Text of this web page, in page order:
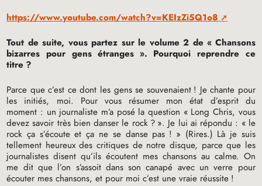
https://www.youtube.com/watch?v=KEIzZi5Q1o8
Tout de suite, vous partez sur le volume 2 de « Chansons
bizarres pour gens étranges ». Pourquoi reprendre ce
titre ?
Parce que c’est ce dont les gens se souvenaient ! Je chante pour
les initiés, moi. Pour vous résumer mon état d’esprit du
moment : un journaliste m’a posé la question « Long Chris, vous
devez savoir très bien danser le rock ? ». Je lui ai répondu : « le
rock ça s’écoute et ça ne se danse pas ! » (Rires.) Là je suis
tellement heureux des critiques de notre disque, parce que les
journalistes disent qu’ils écoutent mes chansons au calme. On
me dit que l’on s’assoit dans son canapé avec un verre pour
écouter mes chansons, et pour moi c’est une vraie réussite !